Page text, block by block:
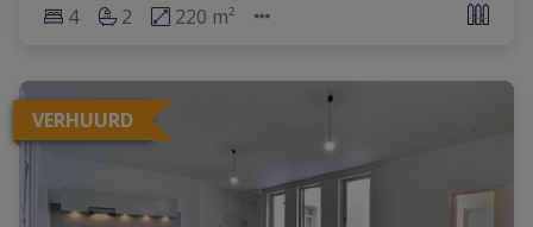
4 2 220 m²
VERHUURD